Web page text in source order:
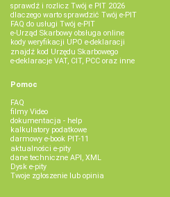
sprawdź i rozlicz Twój e PIT 2026
dlaczego warto sprawdzić Twój e-PIT
FAQ do usługi Twój e-PIT
e-Urząd Skarbowy obsługa online
kody weryfikacji UPO e-deklaracji
znajdź kod Urzędu Skarbowego
e-deklaracje VAT, CIT, PCC oraz inne
Pomoc
FAQ
filmy Video
dokumentacja - help
kalkulatory podatkowe
darmowy e-book PIT-11
aktualności e-pity
dane techniczne API, XML
Dysk e-pity
Twoje zgłoszenie lub opinia